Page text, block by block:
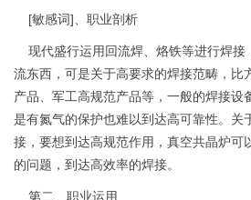
[敏感词]、职业剖析
现代盛行运用回流焊、烙铁等进行焊接
流东西，可是关于高要求的焊接范畴，比
产品、军工高规范产品等，一般的焊接设
是有氮气的保护也难以到达高可靠性。关
接，要想到达高规范作用，真空共晶炉可
的问题，到达高效率的焊接。
第二、职业运用